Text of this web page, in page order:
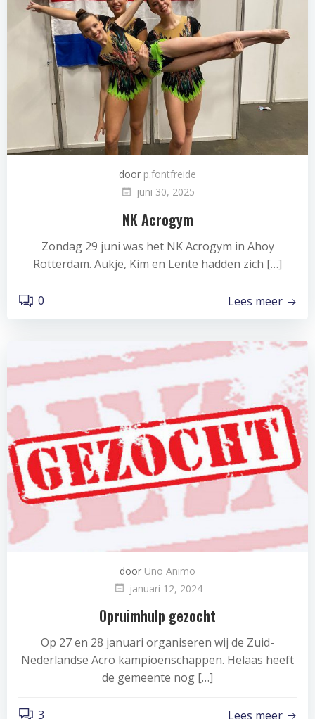
door p.fontfreide
juni 30, 2025
NK Acrogym
Zondag 29 juni was het NK Acrogym in Ahoy
Rotterdam. Aukje, Kim en Lente hadden zich […]
0 Lees meer
door Uno Animo
januari 12, 2024
Opruimhulp gezocht
Op 27 en 28 januari organiseren wij de Zuid-
Nederlandse Acro kampioenschappen. Helaas heeft
de gemeente nog […]
3 Lees meer